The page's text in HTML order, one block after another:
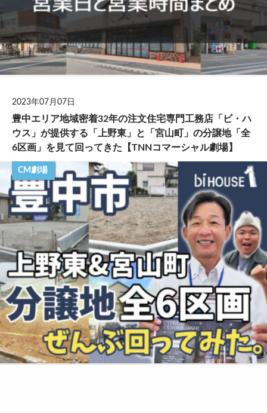
2023年07月07日
豊中エリア地域密着32年の注文住宅専門工務店「ビ・ハ
ウス」が提供する「上野東」と「宮山町」の分譲地「全
6区画」を見て回ってきた【TNNコマーシャル劇場】
CM劇場